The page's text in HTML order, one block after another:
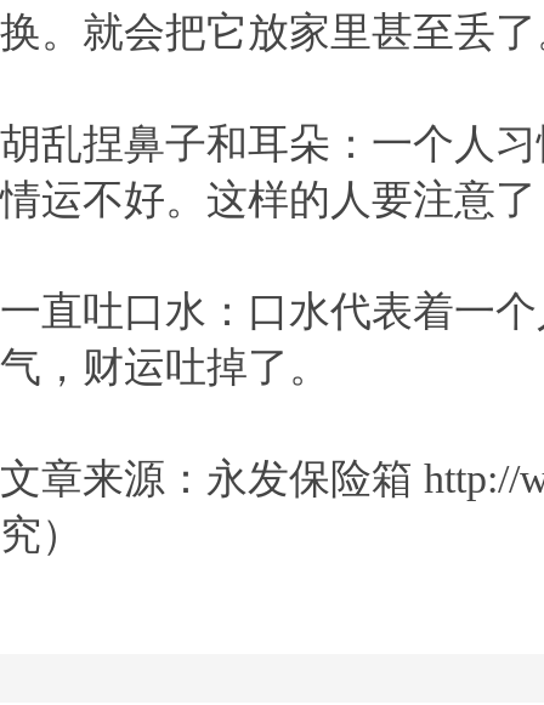
换。就会把它放家里甚至丢
胡乱捏鼻子和耳朵：一个人
情运不好。这样的人要注意
一直吐口水：口水代表着一
气，财运吐掉了。
文章来源：永发保险箱 http://
究）